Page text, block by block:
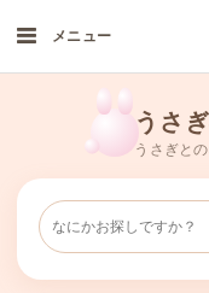
メニュー
うさ
うさぎと